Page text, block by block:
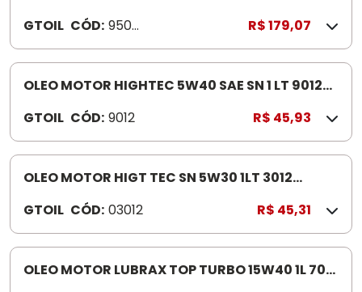
GTOIL CÓD: 9504
4
R$ 179,07
OLEO MOTOR HIGHTEC 5W40 SAE SN 1 LT 9012
BENZ 2011/PARA 10KM
GTOIL CÓD: 9012 R$ 45,93
OLEO MOTOR HIGT TEC SN 5W30 1LT 3012
2010/10M KM
GTOIL CÓD: 03012 R$ 45,31
OLEO MOTOR LUBRAX TOP TURBO 15W40 1L 70